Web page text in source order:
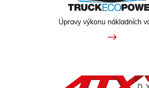
Úpravy výkonu nákladních